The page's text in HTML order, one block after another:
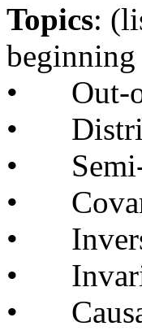
Topics:
beginning
•
Out-
•
•
•
•
•
•